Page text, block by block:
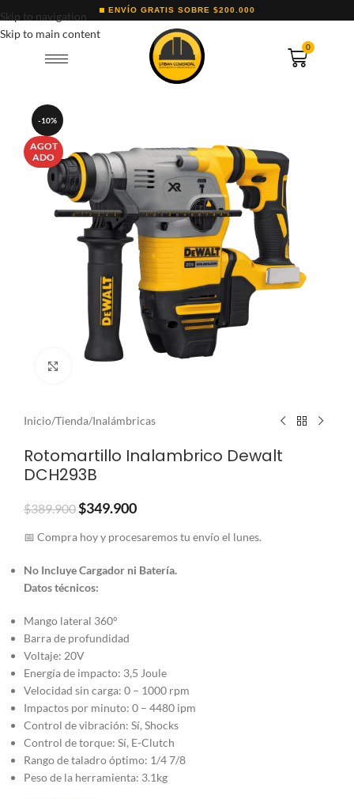
Skip to navigation
Skip to main content
ENVÍO GRATIS SOBRE $200.000
0
-10%
AGOT
ADO
Clic para ampliar
Inicio/Tienda/Inalámbricas
Rotomartillo Inalambrico Dewalt
DCH293B
$389.900$349.900
📅 Compra hoy y procesaremos tu envío el lunes.
No Incluye Cargador ni Batería.
Datos técnicos:
Mango lateral 360°
Barra de profundidad
Voltaje: 20V
Energía de impacto: 3,5 Joule
Velocidad sin carga: 0 – 1000 rpm
Impactos por minuto: 0 – 4480 ipm
Control de vibración: Sí, Shocks
Control de torque: Sí, E-Clutch
Rango de taladro óptimo: 1/4 7/8
Peso de la herramienta: 3.1kg